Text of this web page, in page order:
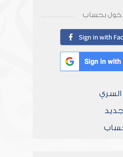
بحساب
السري